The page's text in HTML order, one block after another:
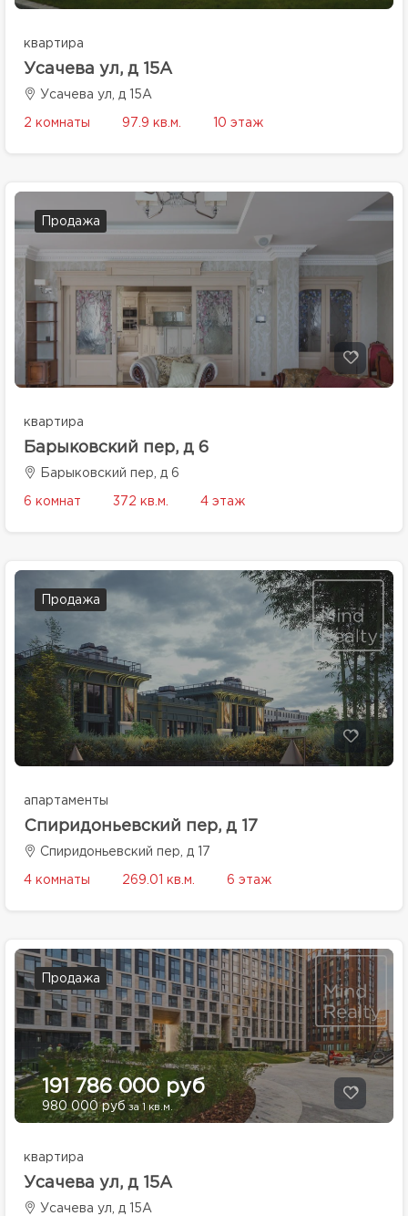
квартира
Усачева ул, д 15А
Усачева ул, д 15А
2 комнаты 97.9 кв.м. 10 этаж
Продажа
квартира
Барыковский пер, д 6
Барыковский пер, д 6
6 комнат 372 кв.м. 4 этаж
Продажа
апартаменты
Спиридоньевский пер, д 17
Спиридоньевский пер, д 17
4 комнаты 269.01 кв.м. 6 этаж
Продажа
191 786 000 руб
980 000 руб за 1 кв.м.
квартира
Усачева ул, д 15А
Усачева ул, д 15А